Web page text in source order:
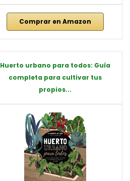
Comprar en Amazon
Huerto urbano para todos: Guía
completa para cultivar tus
propios...